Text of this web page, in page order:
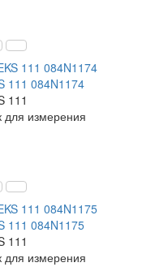
111 084N1174
111
для измерения
111 084N1175
111
для измерения